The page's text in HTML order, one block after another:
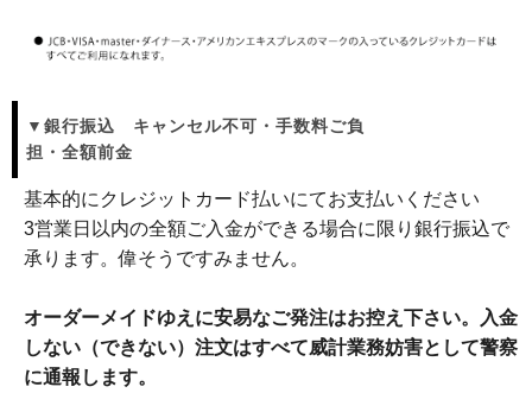
▼銀行振込 キャンセル不可・手数料ご負
担・全額前金
基本的にクレジットカード払いにてお支払いください
3営業日以内の全額ご入金ができる場合に限り銀行振込で
承ります。偉そうですみません。
オーダーメイドゆえに安易なご発注はお控え下さい。入金
しない（できない）注文はすべて威計業務妨害として警察
に通報します。